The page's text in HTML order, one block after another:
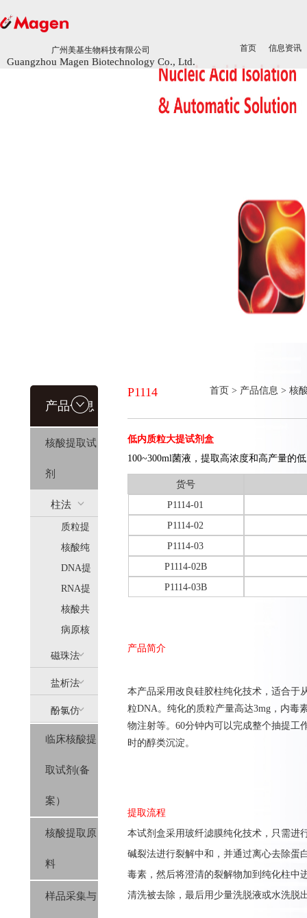
广州美基生物科技有限公司
Guangzhou Magen Biotechnology Co., Ltd.
首页 信息资讯
广州美基生物科技有限公司
Guangzhou Magen Biotechnology Co., Ltd.
首页 信息资讯
产品信息
核酸提取试
剂
柱法
质粒提
取
核酸纯
化
DNA提
取
RNA提
取
核酸共
提
(AllPure)
病原核
酸提取
磁珠法
(MagPure)
盐析法
(SolPure)
酚氯仿
(Trizol系
列）
临床核酸提
取试剂(备
案）
核酸提取原
料
样品采集与
P1114 首页 > 产品信息 > 核
低内质粒大提试剂盒
100~300ml菌液，提取高浓度和高产量的
货号
P1114-01
P1114-02
P1114-03
P1114-02B
P1114-03B
产品简介
本产品采用改良硅胶柱纯化技术，适合于
粒DNA。纯化的质粒产量高达3mg，内毒
物注射等。60分钟内可以完成整个抽提工
时的醇类沉淀。
提取流程
本试剂盒采用玻纤滤膜纯化技术，只需进
碱裂法进行裂解中和，并通过离心去除蛋
毒素， 然后将澄清的裂解物加到 纯化柱中
清洗被去除 ， 最后用少量洗脱液或水洗脱